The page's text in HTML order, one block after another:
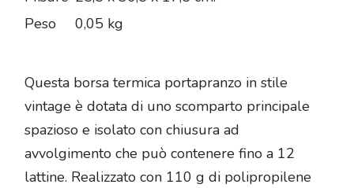
Peso
0,05 kg
Questa borsa termica portapranzo in stile
vintage è dotata di uno scomparto principale
spazioso e isolato con chiusura ad
avvolgimento che può contenere fino a 12
lattine. Realizzato con 110 g di polipropilene